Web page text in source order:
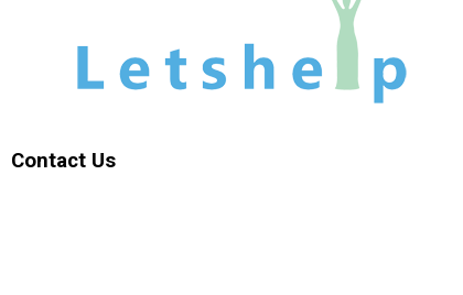
Contact Us